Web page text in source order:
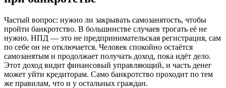
Частый вопрос: нужно ли закрывать самозанятость, чтобы
пройти банкротство. В большинстве случаев трогать её не
нужно. НПД — это не предпринимательская регистрация, сам
по себе он не отключается. Человек спокойно остаётся
самозанятым и продолжает получать доход, пока идёт дело.
Этот доход видит финансовый управляющий, и часть денег
может уйти кредиторам. Само банкротство проходит по тем
же правилам, что и у остальных граждан.